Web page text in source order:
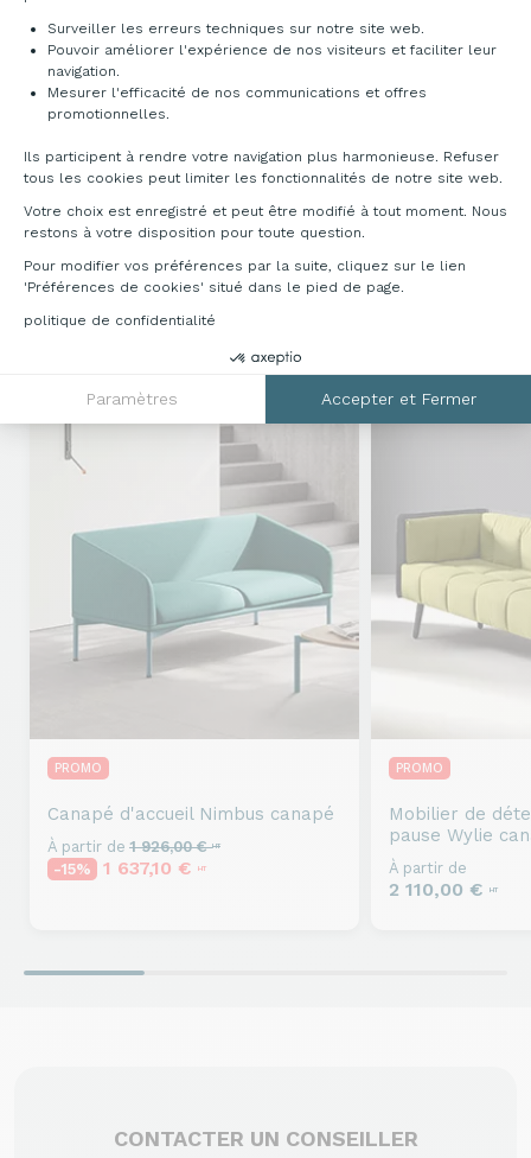
Surveiller les erreurs techniques sur notre site web.
Pouvoir améliorer l'expérience de nos visiteurs et faciliter leur
navigation.
Mesurer l'efficacité de nos communications et offres
promotionnelles.
Ils participent à rendre votre navigation plus harmonieuse. Refuser
tous les cookies peut limiter les fonctionnalités de notre site web.
Votre choix est enregistré et peut être modifié à tout moment. Nous
restons à votre disposition pour toute question.
Pour modifier vos préférences par la suite, cliquez sur le lien
'Préférences de cookies' situé dans le pied de page.
politique de confidentialité
Paramètres Accepter et Fermer
Axeptio consent
DÉCLINAISONS & TARIFS
Pour toutes informations complémentaires,
veuillez nous contacter au
DÉCOUVREZ NOS GAMMES
COMPLÉMENTAIRES
PROMO
Canapé d'accueil Nimbus canapé
À partir de 1 926,00 €HT
-15% 1 637,10 € HT
PROMO
Mobilier de
pause Wylie
À partir de
2 110,00 € HT
CONTACTER UN CONSEILLER